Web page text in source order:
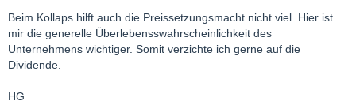
Beim Kollaps hilft auch die Preissetzungsmacht nicht viel. Hier ist
mir die generelle Überlebensswahrscheinlichkeit des
Unternehmens wichtiger. Somit verzichte ich gerne auf die
Dividende.
HG